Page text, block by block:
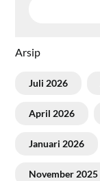
Arsip
Juli 2026
April 2026
Januari 2026
November 2025